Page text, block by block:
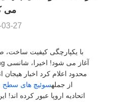
می
27
با یکپارچگی کیفیت ساخت،
محدود اعلام کرد اخبار
از جملهسوئیچ های سطح
اتحادیه اروپا عبور کرده